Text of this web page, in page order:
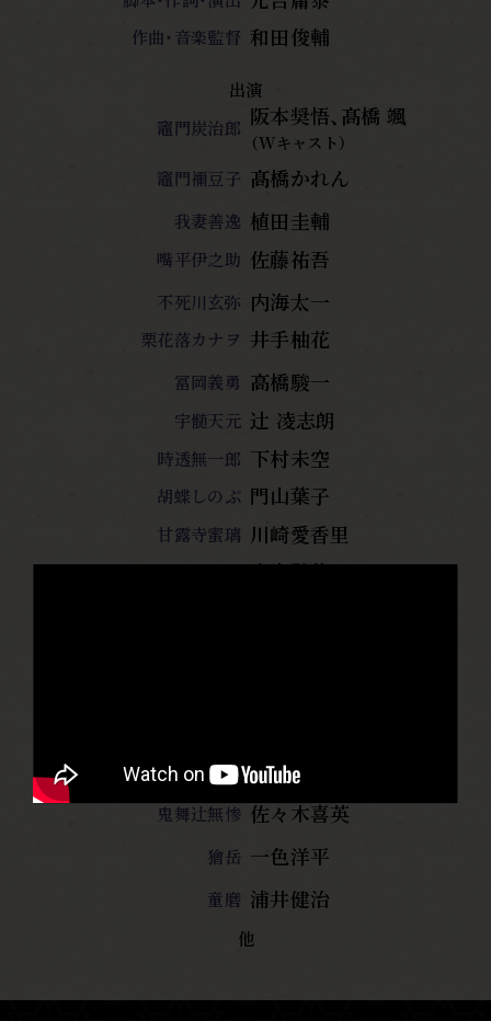
作曲・音楽監督 和田俊輔
出演
竈門炭治郎 阪本奨悟、髙橋 颯
（Wキャスト）
竈門禰豆子 髙橋かれん
我妻善逸 植田圭輔
嘴平伊之助 佐藤祐吾
不死川玄弥 内海太一
栗花落カナヲ 井手柚花
冨岡義勇 高橋駿一
宇髄天元 辻󠄀 凌志朗
時透無一郎 下村未空
胡蝶しのぶ 門山葉子
甘露寺蜜璃 川崎愛香里
伊黒小芭内 宮本弘佑
産屋敷耀哉 廣瀬智紀
鬼舞辻󠄀無惨 佐々木喜英
獪岳 一色洋平
童磨 浦井健治
他